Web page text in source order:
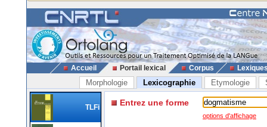
Accueil Portail lexical Corpus
Morphologie Lexicographie Etymologie
TLFi Entrez une forme
options d'affichage